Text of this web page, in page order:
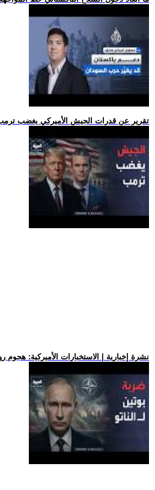
.. تقرير عن قدرات الجيش الأميركي يغضب
.. نشرة إخبارية | الاستخبارات الأميركية: هجوم